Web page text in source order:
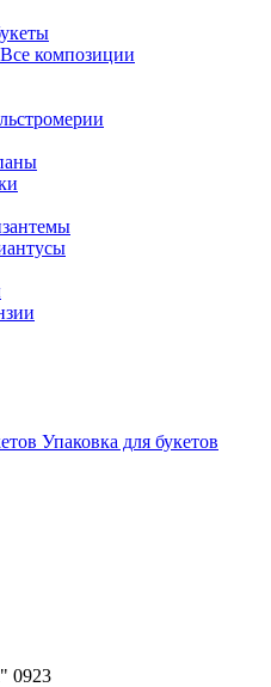
Все композиции
Упаковка для букетов
0923